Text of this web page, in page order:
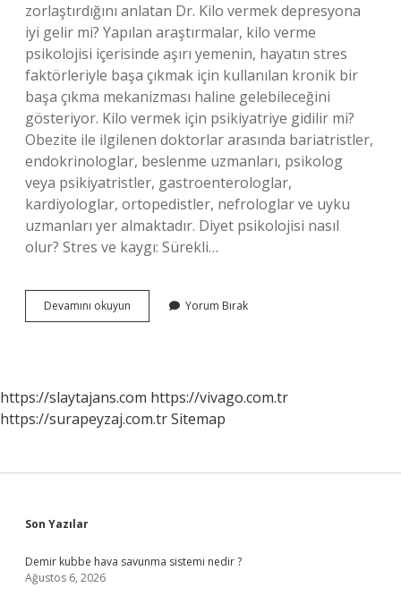
zorlaştırdığını anlatan Dr. Kilo vermek depresyona
iyi gelir mi? Yapılan araştırmalar, kilo verme
psikolojisi içerisinde aşırı yemenin, hayatın stres
faktörleriyle başa çıkmak için kullanılan kronik bir
başa çıkma mekanizması haline gelebileceğini
gösteriyor. Kilo vermek için psikiyatriye gidilir mi?
Obezite ile ilgilenen doktorlar arasında bariatristler,
endokrinologlar, beslenme uzmanları, psikolog
veya psikiyatristler, gastroenterologlar,
kardiyologlar, ortopedistler, nefrologlar ve uyku
uzmanları yer almaktadır. Diyet psikolojisi nasıl
olur? Stres ve kaygı: Sürekli…
Devamını okuyun
Vermek
Yorum Bırak
https://slaytajans.com https://vivago.com.tr
https://surapeyzaj.com.trSitemap
Sidebar
Son Yazılar
Demir kubbe hava savunma sistemi nedir ?
Ağustos 6, 2026